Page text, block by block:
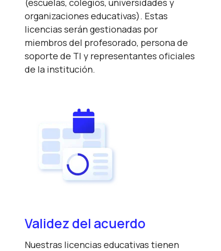
(escuelas, colegios, universidades y
organizaciones educativas). Estas
licencias serán gestionadas por
miembros del profesorado, persona de
soporte de TI y representantes oficiales
de la institución.
Validez del acuerdo
Nuestras licencias educativas tienen